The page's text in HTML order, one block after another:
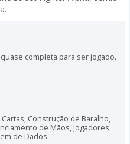
completa para ser jogado.
, Construção de Baralho,
de Mãos, Jogadores
de Dados